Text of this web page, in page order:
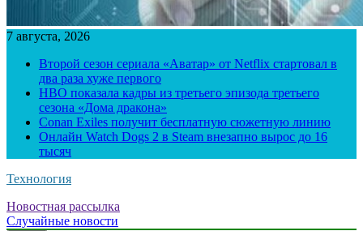
7 августа, 2026
Второй сезон сериала «Аватар» от Netflix стартовал в
два раза хуже первого
HBO показала кадры из третьего эпизода третьего
сезона «Дома дракона»
Conan Exiles получит бесплатную сюжетную линию
Онлайн Watch Dogs 2 в Steam внезапно вырос до 16
тысяч
Технология
Новостная рассылка
Случайные новости